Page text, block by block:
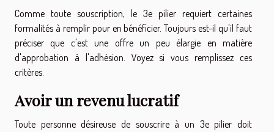
Comme toute souscription, le 3e pilier requiert certaines
formalités à remplir pour en bénéficier. Toujours est-il qu'il faut
préciser que c'est une offre un peu élargie en matière
d'approbation à l'adhésion. Voyez si vous remplissez ces
critères.
Avoir un revenu lucratif
Toute personne désireuse de souscrire à un 3e pilier doit